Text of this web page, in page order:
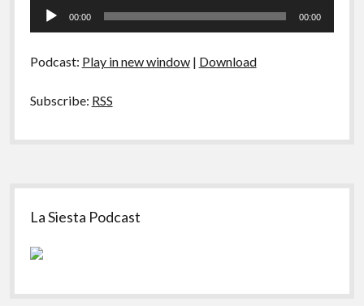
Preliminares
Atores
Tocador
00:00 00:00
Podcast: Play in new window| Download
Subscribe: RSS
Sidebar
La Siesta Podcast